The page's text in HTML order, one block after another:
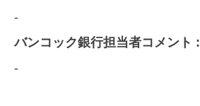
-
バンコック銀行担当者コメント :
-